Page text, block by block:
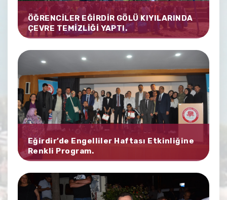
ÖĞRENCİLER EĞİRDİR GÖLÜ KIYILARINDA
ÇEVRE TEMİZLİĞİ YAPTI.
Eğirdir’de Engelliler Haftası Etkinliğine
Renkli Program.